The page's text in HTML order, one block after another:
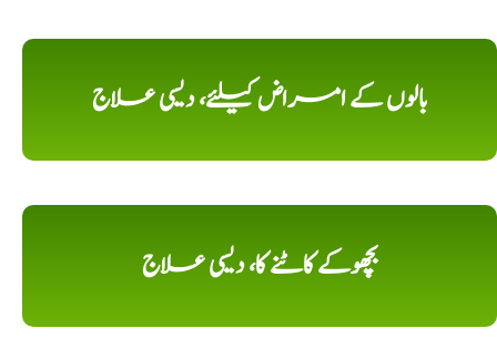
بالوں کے امراض کیلئے، دیسی علاج
بچھوکے کاٹنے کا، دیسی علاج